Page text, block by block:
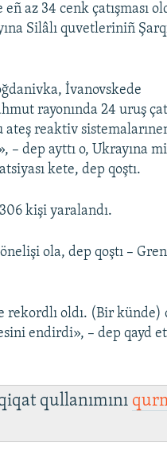
az 34 cenk çatışması
Silâlı quvetleriniñ
İvanovskede
rayonında 24 uruş
reaktiv
– dep ayttı o, Ukrayına
kete, dep qoştı.
kişi yaralandı.
ola, dep qoştı –
rekordlı oldı. (Bir künde)
endirdi», – dep qayd
qullanımını